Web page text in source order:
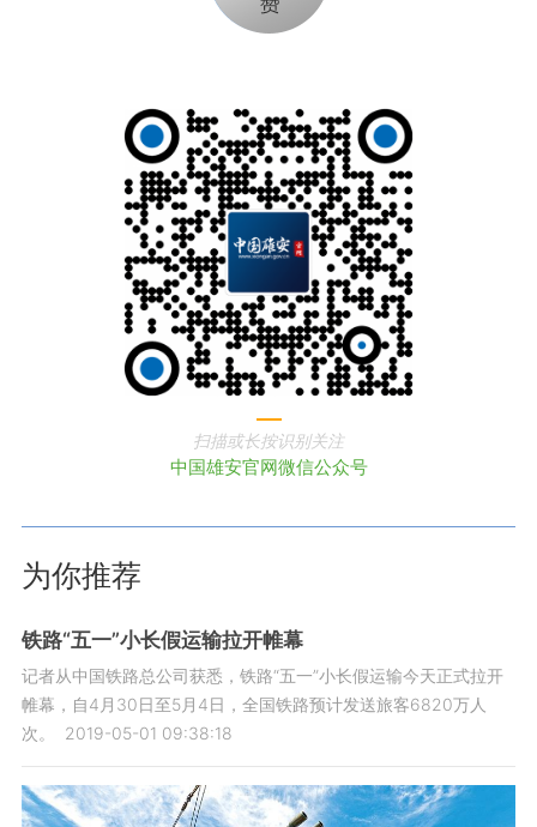
扫描或长按识别关注
中国雄安官网微信公众号
为你推荐
铁路“五一”小长假运输拉开帷幕
记者从中国铁路总公司获悉，铁路“五一”小长假运输今天正式拉开
帷幕，自4月30日至5月4日，全国铁路预计发送旅客6820万人
次。
2019-05-01 09:38:18